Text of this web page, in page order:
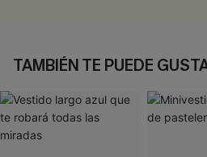
TAMBIÉN TE PUEDE